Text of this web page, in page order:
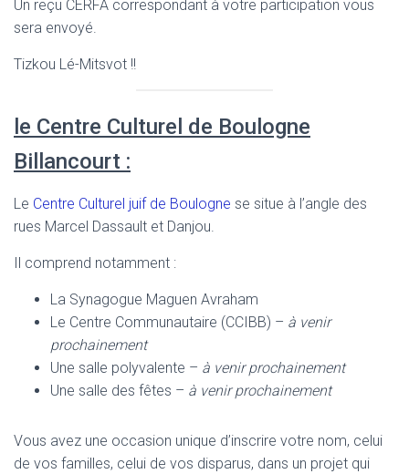
Un reçu CERFA correspondant à votre participation vous
sera envoyé.
Tizkou Lé-Mitsvot !!
le Centre Culturel de Boulogne
Billancourt :
Le Centre Culturel juif de Boulogne se situe à l’angle des
rues Marcel Dassault et Danjou.
Il comprend notamment :
La Synagogue Maguen Avraham
Le Centre Communautaire (CCIBB) – à venir
prochainement
Une salle polyvalente – à venir prochainement
Une salle des fêtes – à venir prochainement
Vous avez une occasion unique d’inscrire votre nom, celui
de vos familles, celui de vos disparus, dans un projet qui